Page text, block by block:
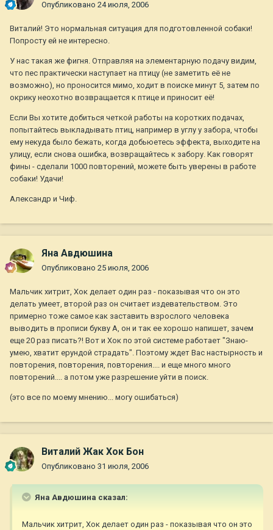
Опубликовано 24 июля, 2006
Виталий! Это нормальная ситуация для подготовленной собаки!
Попросту ей не интересно.
У нас такая же фигня. Отправляя на элементарную подачу видим,
что пес практически наступает на птицу (не заметить её не
возможно), но проносится мимо, ходит в поиске минут 5, затем по
окрику неохотно возвращается к птице и приносит её!
Если Вы хотите добиться четкой работы на коротких подачах,
попытайтесь выкладывать птиц, например в углу у забора, чтобы
ему некуда было бежать, когда добьюетесь эффекта, выходите на
улицу, если снова ошибка, возвращайтесь к забору. Как говорят
фины - сделали 1000 повторений, можете быть уверены в работе
собаки! Удачи!
Александр и Чиф.
Яна Авдюшина
Опубликовано 25 июля, 2006
Мальчик хитрит, Хок делает один раз - показывая что он это
делать умеет, второй раз он считает издевательством. Это
примерно тоже самое как заставить взрослого человека
выводить в прописи букву А, он и так ее хорошо напишет, зачем
еще 20 раз писать?! Вот и Хок по этой системе работает "Знаю-
умею, хватит ерундой страдать". Поэтому ждет Вас настырность и
повторения, повторения, повторения.... и еще много много
повторений.... а потом уже разрешение уйти в поиск.
(это все по моему мнению... могу ошибаться)
Виталий Жак Хок Бон
Опубликовано 31 июля, 2006
Яна Авдюшина сказал:
Мальчик хитрит, Хок делает один раз - показывая что он это